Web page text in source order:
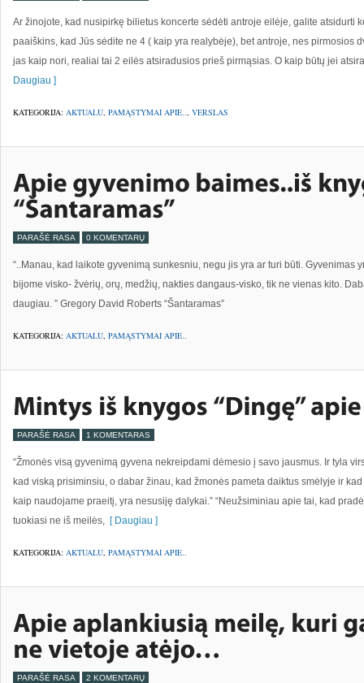
Ar žinojote, kad nusipirkę bilietus koncerte sėdėti antroje eilėje, galite atsidurti
paaiškins, kad Jūs sėdite ne 4 ( kaip yra realybėje), bet antroje, nes pirmosios
jas kaip nori, realiai tai 2 eilės atsiradusios prieš pirmąsias. O kaip būtų jei
Daugiau ]
KATEGORIJA: AKTUALU, PAMĄSTYMAI APIE.., VERSLAS
PARAŠĖ RASA 0 KOMENTARŲ
“..Manau, kad laikote gyvenimą sunkesniu, negu jis yra ar turi būti. Gyvenimas
bijome visko- žvėrių, orų, medžių, nakties dangaus-visko, tik ne vienas kito.
daugiau. ” Gregory David Roberts “Šantaramas”
KATEGORIJA: AKTUALU, PAMĄSTYMAI APIE..
PARAŠĖ RASA 1 KOMENTARAS
“Žmonės visą gyvenimą gyvena nekreipdami dėmesio į savo jausmus. Ir tyla
kad viską prisiminsiu, o dabar žinau, kad žmonės pameta daiktus smėlyje ir
kaip naudojame praeitį, yra nesusiję dalykai.” “Neužsiminiau apie tai, kad
tuokiasi ne iš meilės, [ Daugiau ]
KATEGORIJA: AKTUALU, PAMĄSTYMAI APIE..
PARAŠĖ RASA 2 KOMENTARŲ